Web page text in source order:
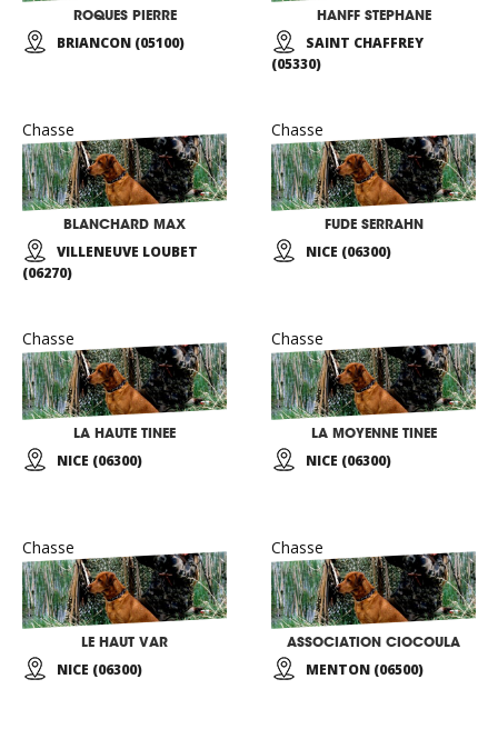
ROQUES PIERRE
BRIANCON (05100)
HANFF STEPHANE
SAINT CHAFFREY
(05330)
Chasse
BLANCHARD MAX
VILLENEUVE LOUBET
(06270)
Chasse
FUDE SERRAHN
NICE (06300)
Chasse
LA HAUTE TINEE
NICE (06300)
Chasse
LA MOYENNE TINEE
NICE (06300)
Chasse
LE HAUT VAR
NICE (06300)
Chasse
ASSOCIATION CIOCOULA
MENTON (06500)